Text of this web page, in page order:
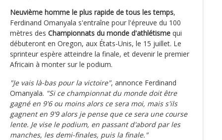
Neuvième homme le plus rapide de tous les temps,
Ferdinand Omanyala s'entraîne pour l'épreuve du 100
mètres des Championnats du monde d'athlétisme qui
débuteront en Oregon, aux États-Unis, le 15 juillet. Le
sprinteur espère atteindre la finale, et devenir le premier
Africain à monter sur le podium.
"Je vais là-bas pour la victoire", annonce Ferdinand
Omanyala. "Si ce championnat du monde doit être
gagné en 9'6 ou moins alors ce sera moi, mais s'ils
gagnent en 9'9 alors je pense que ce sera une course
lente. Je vise le podium, en passant d'abord par les
manches, les demi-finales, puis la finale."